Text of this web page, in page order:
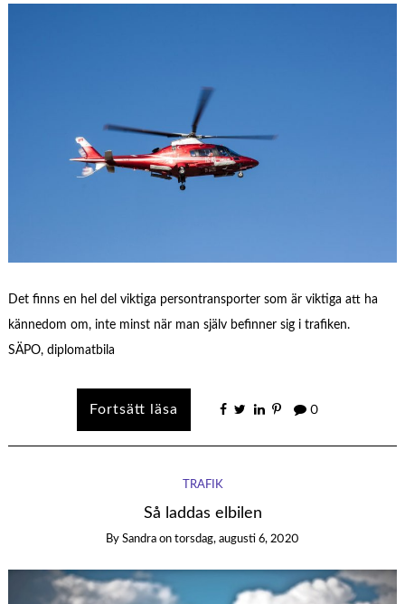
Det finns en hel del viktiga persontransporter som är viktiga att ha
kännedom om, inte minst när man själv befinner sig i trafiken.
SÄPO, diplomatbila
0
TRAFIK
Så laddas elbilen
By Sandra on torsdag, augusti 6, 2020